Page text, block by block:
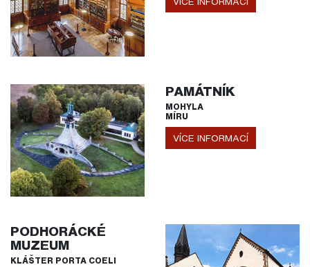
PAMÁTNÍK
MOHYLA
MÍRU
VÍCE INFORMACÍ
PODHORÁCKÉ
MUZEUM
KLÁŠTER PORTA COELI